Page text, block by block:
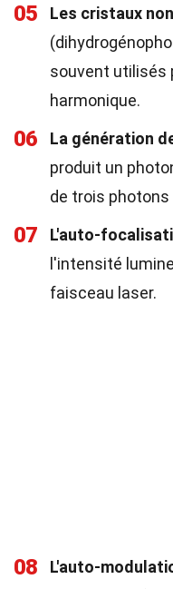
05 Les cristaux
souvent utilisés
harmonique.
06
La génération
produit un
de trois
07 L'auto-
l'intensité
faisceau laser.
08 L'auto-